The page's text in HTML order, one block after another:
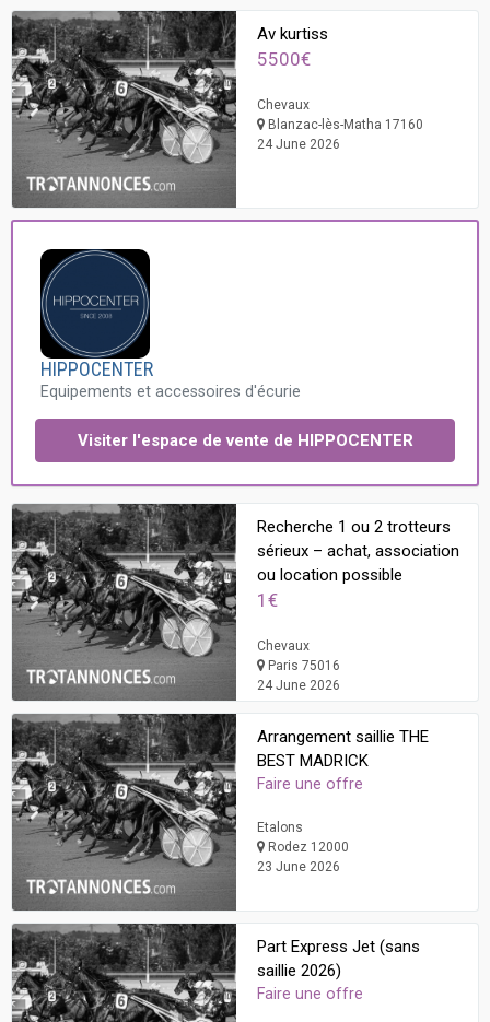
Av kurtiss
5500€
Chevaux
Blanzac-lès-Matha 17160
24 June 2026
HIPPOCENTER
Equipements et accessoires d'écurie
Visiter l'espace de vente de HIPPOCENTER
Recherche 1 ou 2 trotteurs
sérieux – achat, association
ou location possible
1€
Chevaux
Paris 75016
24 June 2026
Arrangement saillie THE
BEST MADRICK
Faire une offre
Etalons
Rodez 12000
23 June 2026
Part Express Jet (sans
saillie 2026)
Faire une offre